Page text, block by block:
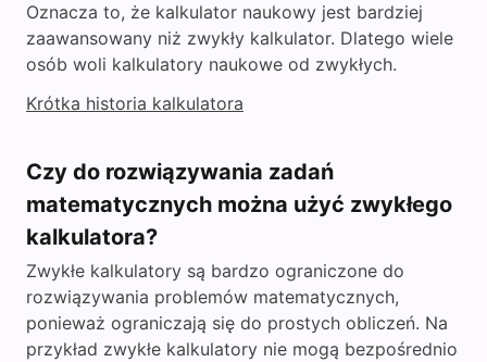
Oznacza to, że kalkulator naukowy jest bardziej
zaawansowany niż zwykły kalkulator. Dlatego wiele
osób woli kalkulatory naukowe od zwykłych.
Krótka historia kalkulatora
Czy do rozwiązywania zadań
matematycznych można użyć zwykłego
kalkulatora?
Zwykłe kalkulatory są bardzo ograniczone do
rozwiązywania problemów matematycznych,
ponieważ ograniczają się do prostych obliczeń. Na
przykład zwykłe kalkulatory nie mogą bezpośrednio